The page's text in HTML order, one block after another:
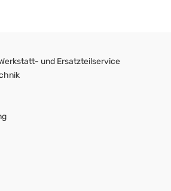
und Ersatzteilservice